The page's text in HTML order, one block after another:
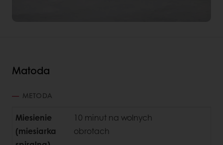
Matoda
METODA
Miesienie
(miesiarka
10 minut na wolnych
obrotach